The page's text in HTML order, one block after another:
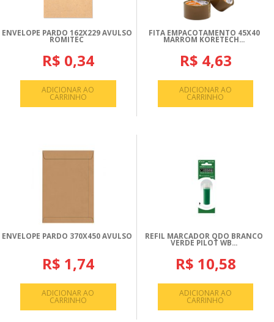
ENVELOPE PARDO 162X229 AVULSO
ROMITEC
R$ 0,34
ADICIONAR AO
CARRINHO
FITA EMPACOTAMENTO 45X40
MARROM KORETECH...
R$ 4,63
ADICIONAR AO
CARRINHO
ENVELOPE PARDO 370X450 AVULSO
R$ 1,74
ADICIONAR AO
CARRINHO
REFIL MARCADOR QDO BRANCO
VERDE PILOT WB...
R$ 10,58
ADICIONAR AO
CARRINHO